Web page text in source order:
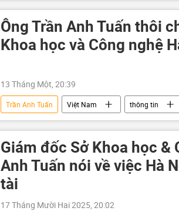
Ông Trần Anh Tuấn thôi
Khoa học và Công nghệ
13 Tháng Một, 20:39
Trần Anh Tuấn Việt Nam thông tin
Giám đốc Sở Khoa học &
Anh Tuấn nói về việc Hà
tài
17 Tháng Mười Hai 2025, 20:02